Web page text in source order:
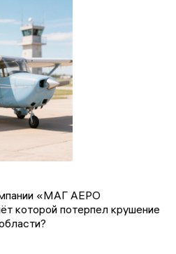
«МАГ АЕРО
которой потерпел крушение